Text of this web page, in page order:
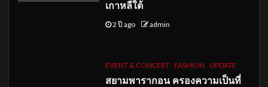
เกาหลีใต้
2 ปี ago admin
EVENT & CONCERT FASHION UPDATE
สยามพารากอน ครองความเป็นที่